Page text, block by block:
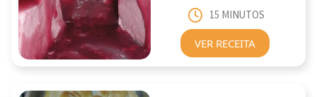
15 MINUTOS
VER RECEITA